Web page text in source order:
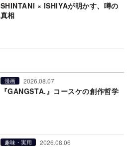
SHINTANI × ISHIYAが明かす、噂の
真相
漫画 2026.08.07
『GANGSTA.』コースケの創作哲学
趣味・実用 2026.08.06